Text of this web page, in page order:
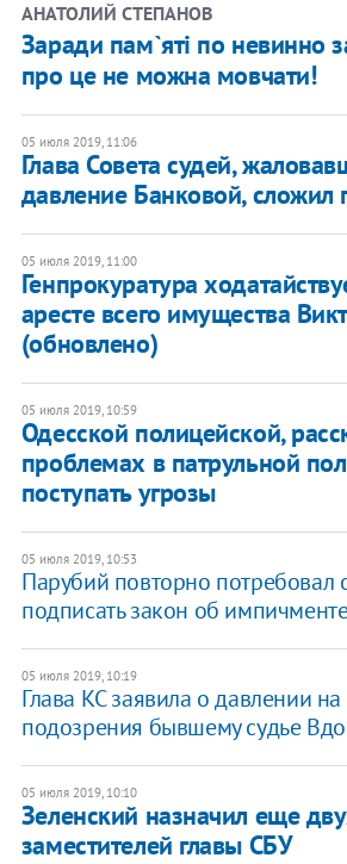
АНАТОЛИЙ СТЕПАНОВ
Заради пам`яті по невинно
про це не можна мовчати!
05 июля 2019, 11:06
Глава Совета судей,
давление Банковой, сложил
05 июля 2019, 11:00
Генпрокуратура
аресте всего имущества
(обновлено)
05 июля 2019, 10:59
Одесской полицейской,
проблемах в патрульной
поступать угрозы
05 июля 2019, 10:53
Парубий повторно потребовал
подписать закон об
05 июля 2019, 10:19
Глава КС заявила о давлении на
подозрения бывшему судье
05 июля 2019, 10:10
Зеленский назначил еще
заместителей главы СБУ